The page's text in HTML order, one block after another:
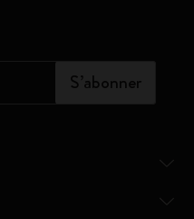
S’abonner